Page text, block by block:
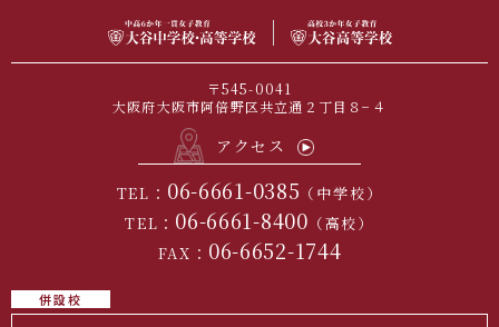
〒545-0041
大阪府大阪市阿倍野区共立通２丁目８−４
アクセス
TEL： 06-6661-0385 （中学校）
TEL： 06-6661-8400 （高校）
FAX： 06-6652-1744
併設校